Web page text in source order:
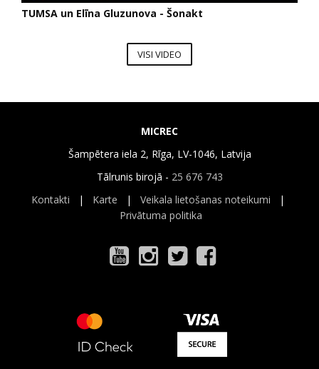
TUMSA un Elīna Gluzunova - Šonakt
VISI VIDEO
MICREC
Šampētera iela 2, Rīga, LV-1046, Latvija
Tālrunis birojā - 25 676 743
Kontakti | Karte | Veikala lietošanas noteikumi |
Privātuma politika